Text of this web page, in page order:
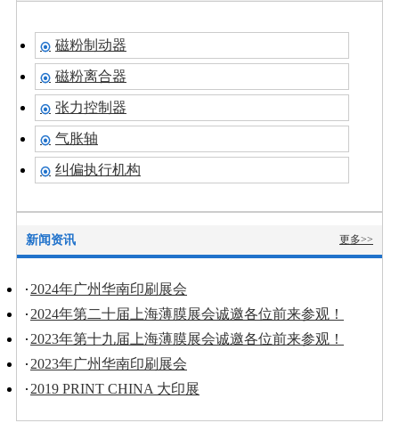
 磁粉制动器
 磁粉离合器
 张力控制器
 气胀轴
 纠偏执行机构
更多>>
新闻资讯
2024年广州华南印刷展会
2024年第二十届上海薄膜展会诚邀各位前来参观！
2023年第十九届上海薄膜展会诚邀各位前来参观！
2023年广州华南印刷展会
2019 PRINT CHINA 大印展